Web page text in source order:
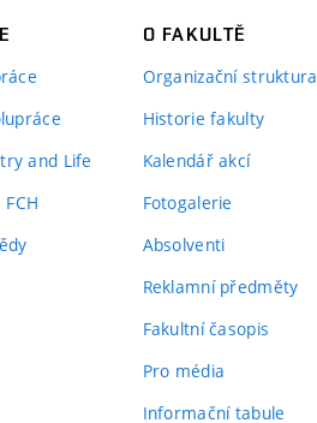
and Life
O FAKULTĚ
Organizační struktura
Historie fakulty
Kalendář akcí
Fotogalerie
Absolventi
Reklamní předměty
Fakultní časopis
Pro média
Informační tabule